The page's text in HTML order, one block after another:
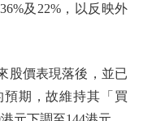
及22%，以反映外
價表現落後，並已
期，故維持其「買